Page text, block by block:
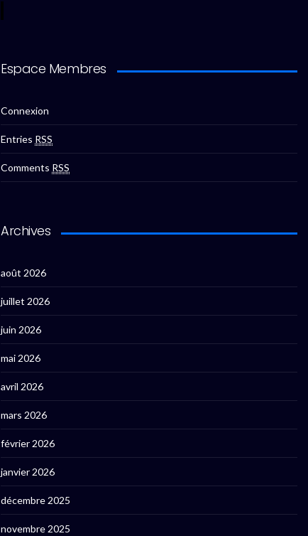
Espace Membres
Connexion
Entries RSS
Comments RSS
Archives
août 2026
juillet 2026
juin 2026
mai 2026
avril 2026
mars 2026
février 2026
janvier 2026
décembre 2025
novembre 2025